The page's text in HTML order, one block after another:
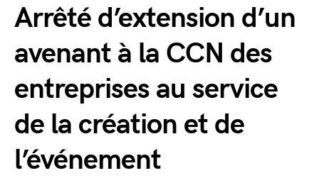
Arrêté d’extension d’un
avenant à la CCN des
entreprises au service
de la création et de
l’événement